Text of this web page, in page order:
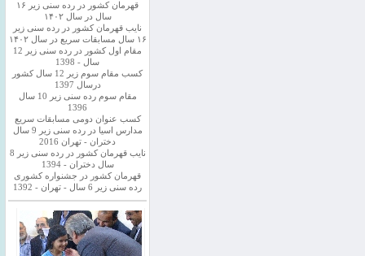
قهرمان کشور در رده سنی زیر ۱۶
سال در سال ۱۴۰۲
نایب قهرمان کشور در رده سنی زیر
۱۶ سال مسابقات سریع در سال ۱۴۰۲
مقام اول کشور در رده سنی زیر 12
سال - 1398
کسب مقام سوم زیر 12 سال کشور
درسال 1397
مقام سوم رده سنی زیر 10 سال
1396
کسب عنوان دومی مسابقات سریع
مدارس اسیا در رده سنی زیر 9 سال
دختران - تهران 2016
نایب قهرمان کشور در رده سنی زیر 8
سال دختران - 1394
قهرمان کشور در جشنواره کشوری
رده سنی زیر 6 سال - تهران - 1392